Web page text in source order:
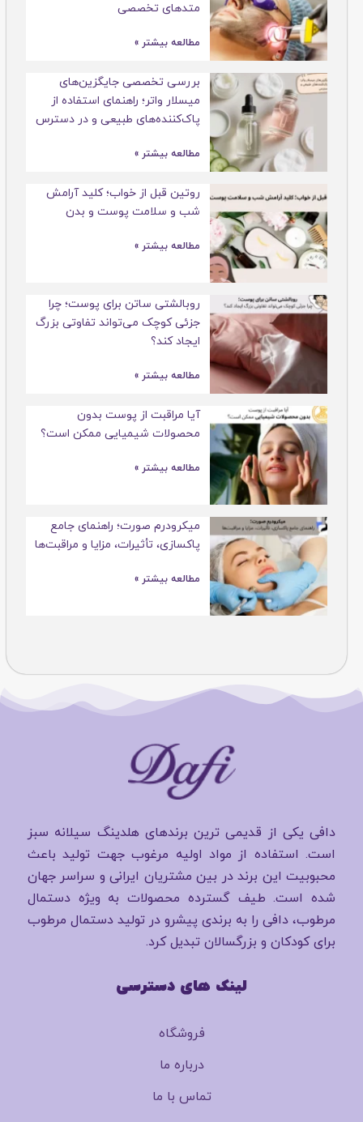
متدهای تخصصی
مطالعه بیشتر »
بررسی تخصصی جایگزین‌های
میسلار واتر؛ راهنمای استفاده از
پاک‌کننده‌های طبیعی و در دسترس
مطالعه بیشتر »
روتین قبل از خواب؛ کلید آرامش
شب و سلامت پوست و بدن
مطالعه بیشتر »
روبالشتی ساتن برای پوست؛ چرا
جزئی کوچک می‌تواند تفاوتی بزرگ
ایجاد کند؟
مطالعه بیشتر »
آیا مراقبت از پوست بدون
محصولات شیمیایی ممکن است؟
مطالعه بیشتر »
میکرودرم صورت؛ راهنمای جامع
پاکسازی، تأثیرات، مزایا و مراقبت‌ها
مطالعه بیشتر »
دافی یکی از قدیمی ترین برندهای هلدینگ سیلانه سبز
است. استفاده از مواد اولیه مرغوب جهت تولید باعث
محبوبیت این برند در بین مشتریان ایرانی و سراسر جهان
شده است. طیف گسترده محصولات به ویژه دستمال
مرطوب، دافی را به برندی پیشرو در تولید دستمال مرطوب
برای کودکان و بزرگسالان تبدیل کرد.
لینک های دسترسی
فروشگاه
درباره ما
تماس با ما